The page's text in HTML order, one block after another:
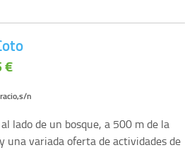
n
€
lado de un bosque, a 500 m de la
una variada oferta de actividades de